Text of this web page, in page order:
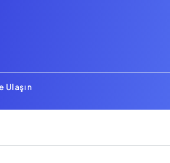
Ulaşın